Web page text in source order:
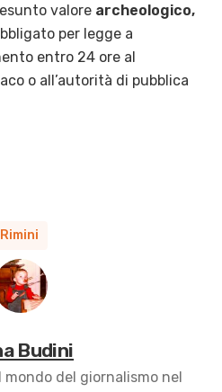
valore archeologico,
per legge a
entro 24 ore al
o all’autorità di pubblica
Rimini
Budini
del giornalismo nel